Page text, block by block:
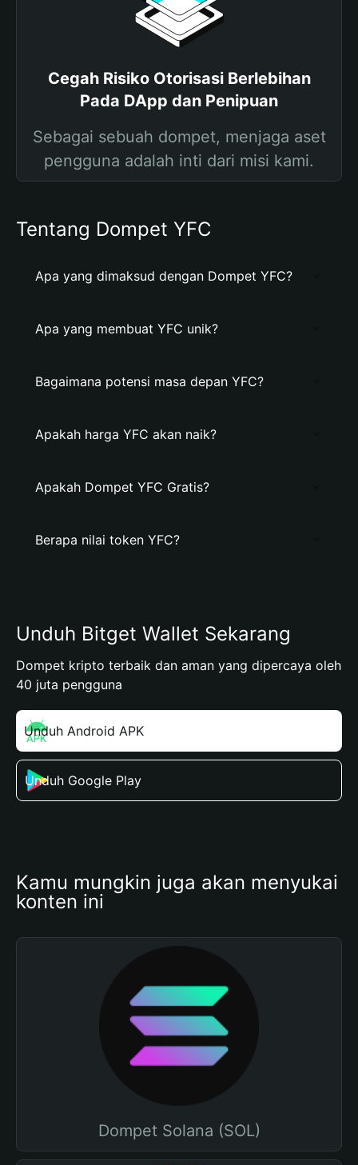
Cegah Risiko Otorisasi Berlebihan
Pada DApp dan Penipuan
Sebagai sebuah dompet, menjaga aset
pengguna adalah inti dari misi kami.
Tentang Dompet YFC
Apa yang dimaksud dengan Dompet YFC?
Apa yang membuat YFC unik?
Bagaimana potensi masa depan YFC?
Apakah harga YFC akan naik?
Apakah Dompet YFC Gratis?
Berapa nilai token YFC?
Unduh Bitget Wallet Sekarang
Dompet kripto terbaik dan aman yang dipercaya oleh
40 juta pengguna
Unduh Android APK
Unduh Google Play
Kamu mungkin juga akan menyukai
konten ini
Dompet Solana (SOL)